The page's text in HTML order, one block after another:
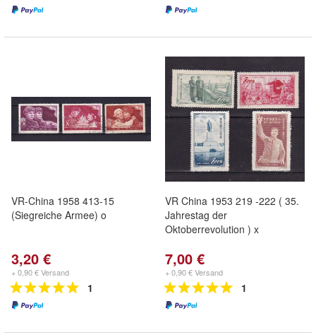
VR-China 1958 413-15
(Siegreiche Armee) o
3,20 €
+ 0,90 € Versand
1
VR China 1953 219 -222 ( 35.
Jahrestag der
Oktoberrevolution ) x
7,00 €
+ 0,90 € Versand
1